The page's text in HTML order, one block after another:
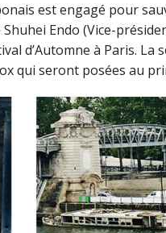
est engagé pour
Endo (Vice-
d’Automne à Paris. La
qui seront posées au